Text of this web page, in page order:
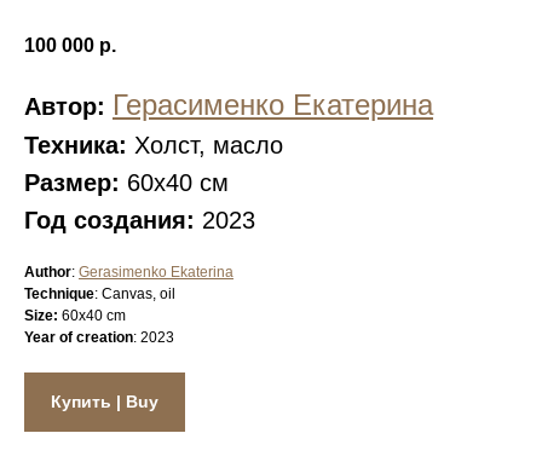
100 000 р.
Автор: Герасименко Екатерина
Техника: Холст, масло
Размер: 60х40 см
Год создания: 2023
Author: Gerasimenko Ekaterina
Technique: Сanvas, oil
Size: 60x40 cm
Year of creation: 2023
Купить | Buy